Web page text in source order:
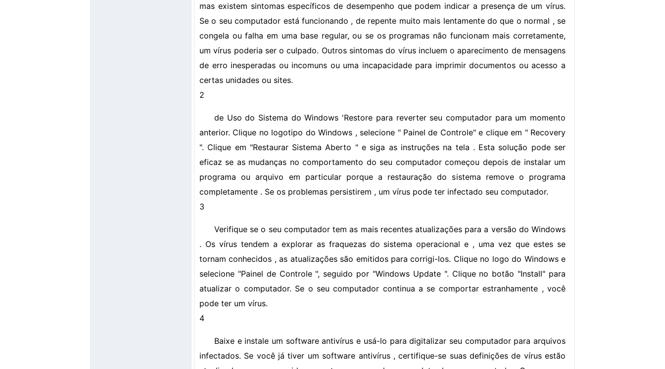
mas existem sintomas específicos de desempenho que podem indicar a presença de um vírus.
Se o seu computador está funcionando , de repente muito mais lentamente do que o normal , se
congela ou falha em uma base regular, ou se os programas não funcionam mais corretamente,
um vírus poderia ser o culpado. Outros sintomas do vírus incluem o aparecimento de mensagens
de erro inesperadas ou incomuns ou uma incapacidade para imprimir documentos ou acesso a
certas unidades ou sites.
2
de Uso do Sistema do Windows 'Restore para reverter seu computador para um momento
anterior. Clique no logotipo do Windows , selecione " Painel de Controle" e clique em " Recovery
". Clique em "Restaurar Sistema Aberto " e siga as instruções na tela . Esta solução pode ser
eficaz se as mudanças no comportamento do seu computador começou depois de instalar um
programa ou arquivo em particular porque a restauração do sistema remove o programa
completamente . Se os problemas persistirem , um vírus pode ter infectado seu computador.
3
Verifique se o seu computador tem as mais recentes atualizações para a versão do Windows
. Os vírus tendem a explorar as fraquezas do sistema operacional e , uma vez que estes se
tornam conhecidos , as atualizações são emitidos para corrigi-los. Clique no logo do Windows e
selecione "Painel de Controle ", seguido por "Windows Update ". Clique no botão "Install" para
atualizar o computador. Se o seu computador continua a se comportar estranhamente , você
pode ter um vírus.
4
Baixe e instale um software antivírus e usá-lo para digitalizar seu computador para arquivos
infectados. Se você já tiver um software antivírus , certifique-se suas definições de vírus estão